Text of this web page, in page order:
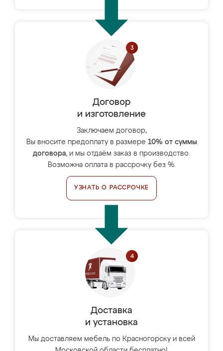
Договор
и изготовление
Заключаем договор,
Вы вносите предоплату в размере 10% от суммы
договора, и мы отдаём заказ в производство.
Возможна оплата в рассрочку без %.
УЗНАТЬ О РАССРОЧКЕ
Доставка
и установка
Мы доставляем мебель по Красногорску и всей